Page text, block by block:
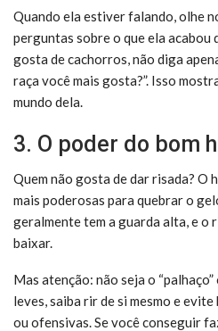
Quando ela estiver falando, olhe
perguntas sobre o que ela acabou
gosta de cachorros, não diga
raça você mais gosta?”. Isso
mundo dela.
3. O poder do bom
Quem não gosta de dar risada? O
mais poderosas para quebrar o
geralmente tem a guarda alta, e o
baixar.
Mas atenção: não seja o
leves, saiba rir de si mesmo e
ou ofensivas. Se você conseguir